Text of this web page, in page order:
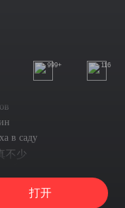
999+ 116
в саду
不少
好
打开